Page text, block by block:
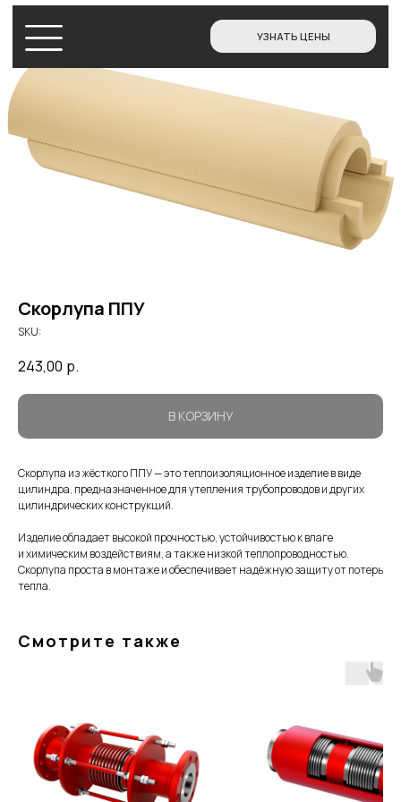
УЗНАТЬ ЦЕНЫ
Скорлупа ППУ
SKU:
243,00 р.
В КОРЗИНУ
Скорлупа из жёсткого ППУ — это теплоизоляционное изделие в виде
цилиндра, предназначенное для утепления трубопроводов и других
цилиндрических конструкций.
Изделие обладает высокой прочностью, устойчивостью к влаге
и химическим воздействиям, а также низкой теплопроводностью.
Скорлупа проста в монтаже и обеспечивает надёжную защиту от потерь
тепла.
Смотрите также